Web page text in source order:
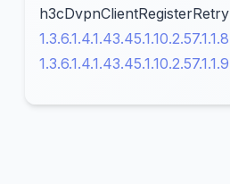
h3cDvpnClientRegisterRetry
1.3.6.1.4.1.43.45.1.10.2.57.1.1.8
1.3.6.1.4.1.43.45.1.10.2.57.1.1.9